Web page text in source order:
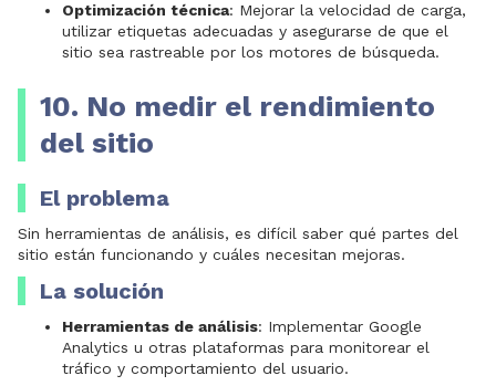
Optimización técnica: Mejorar la velocidad de carga,
utilizar etiquetas adecuadas y asegurarse de que el
sitio sea rastreable por los motores de búsqueda.
10. No medir el rendimiento
del sitio
El problema
Sin herramientas de análisis, es difícil saber qué partes del
sitio están funcionando y cuáles necesitan mejoras.
La solución
Herramientas de análisis: Implementar Google
Analytics u otras plataformas para monitorear el
tráfico y comportamiento del usuario.